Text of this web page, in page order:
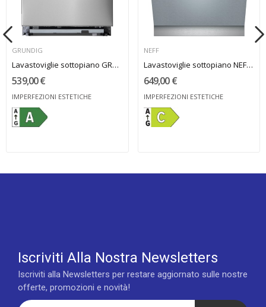
GRUNDIG
Lavastoviglie sottopiano GRUNDIG pannello...
539,00 €
IMPERFEZIONI ESTETICHE
NEFF
Lavastoviglie sottopiano NEFF pannello acciaio...
649,00 €
IMPERFEZIONI ESTETICHE
Iscriviti Alla Nostra Newsletters
Iscriviti alla Newsletters per restare aggiornato sulle nostre
offerte, promozioni e novità!